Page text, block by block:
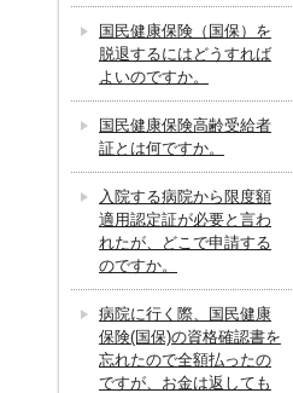
国民健康保険（国保）を
脱退するにはどうすれば
よいのですか。
国民健康保険高齢受給者
証とは何ですか。
入院する病院から限度額
適用認定証が必要と言わ
れたが、どこで申請する
のですか。
病院に行く際、国民健康
保険(国保)の資格確認書を
忘れたので全額払ったの
ですが、お金は返しても